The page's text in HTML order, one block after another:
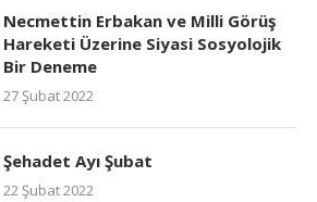
Necmettin Erbakan ve Milli Görüş
Hareketi Üzerine Siyasi Sosyolojik
Bir Deneme
27 Şubat 2022
Şehadet Ayı Şubat
22 Şubat 2022